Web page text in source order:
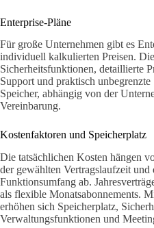
Enterprise-Pläne
Für große Unternehmen gibt es
individuell kalkulierten Preisen.
Sicherheitsfunktionen, detaillierte
Support und praktisch
Speicher, abhängig von der
Vereinbarung.
Kostenfaktoren und Speicherplatz
Die tatsächlichen Kosten hängen
der gewählten Vertragslaufzeit und
Funktionsumfang ab.
als flexible Monatsabonnements.
erhöhen sich Speicherplatz,
Verwaltungsfunktionen und